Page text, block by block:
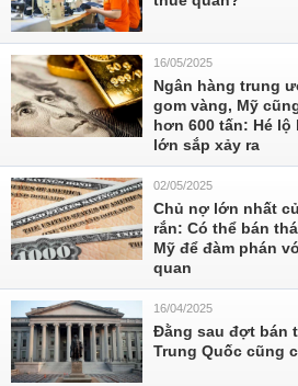
16/05/2025
Ngân hàng trung
gom vàng, Mỹ
hơn 600 tấn: Hé
lớn sắp xảy ra
02/05/2025
Chủ nợ lớn nhất
rắn: Có thể bán
Mỹ để đàm phán
quan
16/04/2025
Đằng sau đợt bán
Trung Quốc cũng